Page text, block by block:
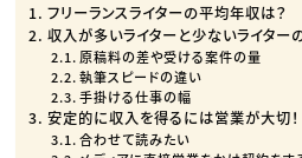
フリーランスライターの平均年収は？
収入が多いライターと少ないライター
原稿料の差や受ける案件の量
執筆スピードの違い
手掛ける仕事の幅
安定的に収入を得るには営業が大切！
合わせて読みたい